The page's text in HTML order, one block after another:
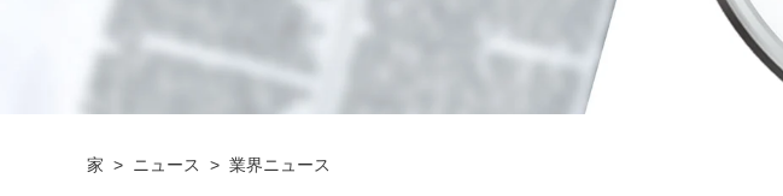
家 > ニュース > 業界ニュース